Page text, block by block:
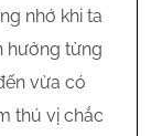
nhớ khi ta
hưởng từng
vừa có
thú vị chắc